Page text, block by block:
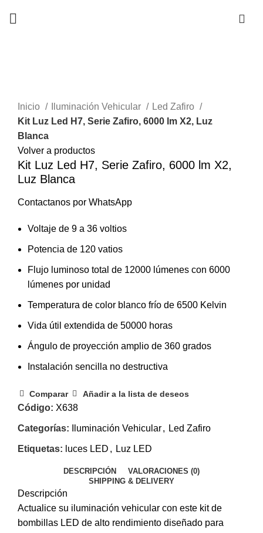
Inicio
Iluminación Vehicular
Led Zafiro
Kit Luz Led H7, Serie Zafiro, 6000 lm X2, Luz
Blanca
Volver a productos
Kit Luz Led H7, Serie Zafiro, 6000 lm X2,
Luz Blanca
Contactanos por WhatsApp
Voltaje de 9 a 36 voltios
Potencia de 120 vatios
Flujo luminoso total de 12000 lúmenes con 6000
lúmenes por unidad
Temperatura de color blanco frío de 6500 Kelvin
Vida útil extendida de 50000 horas
Ángulo de proyección amplio de 360 grados
Instalación sencilla no destructiva
Comparar Añadir a la lista de deseos
Código: X638
Categorías: Iluminación Vehicular, Led Zafiro
Etiquetas: luces LED , Luz LED
DESCRIPCIÓN
VALORACIONES (0)
SHIPPING & DELIVERY
Descripción
Actualice su iluminación vehicular con este kit de
bombillas LED de alto rendimiento diseñado para